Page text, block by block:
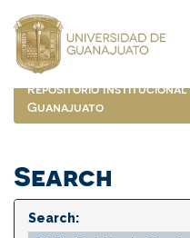
navigation
Repositorio Institucional
Guanajuato
Search
Search: